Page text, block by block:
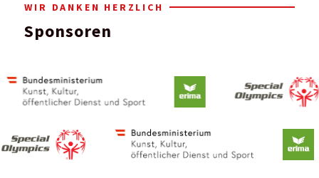
WIR DANKEN HERZLICH
Sponsoren